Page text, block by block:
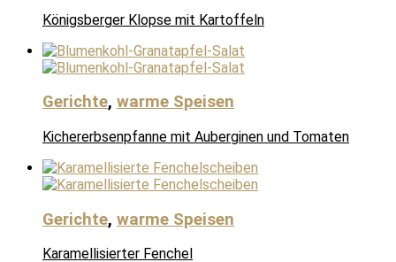
Königsberger Klopse mit Kartoffeln
Gerichte, warme Speisen
Kichererbsenpfanne mit Auberginen und Tomaten
Gerichte, warme Speisen
Karamellisierter Fenchel